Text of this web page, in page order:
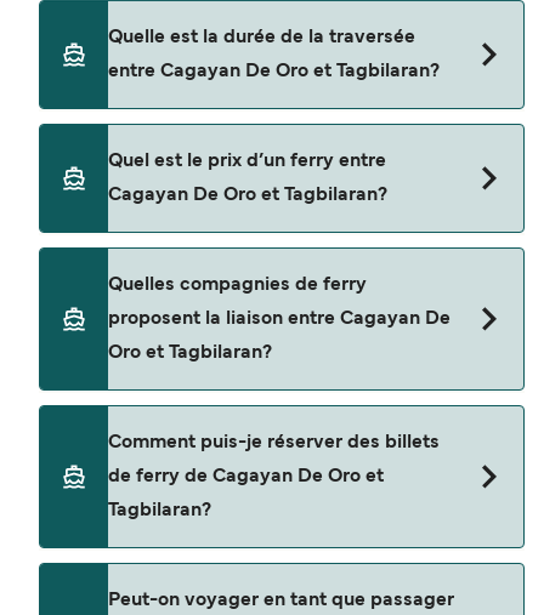
Quelle est la durée de la traversée
entre Cagayan De Oro et Tagbilaran?
Tagbilaran est d'environ 10 heures 30 minutes. La
durée des traversées peut varier d'une saison à
l'autre. Nous vous conseillons donc de vérifier ce
Quel est le prix d’un ferry entre
Cagayan De Oro et Tagbilaran?
Oro à Tagbilaran peut varier selon la saison. Le
prix moyen de Cagayan De Oro à Tagbilaran est
de $118. Prix hors frais de réservation.
Quelles compagnies de ferry
proposent la liaison entre Cagayan De
Oro et Tagbilaran?
Asia Shipping Lines.
Comment puis-je réserver des billets
de ferry de Cagayan De Oro et
Tagbilaran?
Peut-on voyager en tant que passager